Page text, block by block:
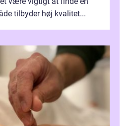
tilbyder høj kvalitet...